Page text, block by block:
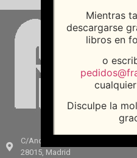
C/Andrés Mellado, 64
28015, Madrid
Mientras
descargarse
libros en
o
Disculpe la